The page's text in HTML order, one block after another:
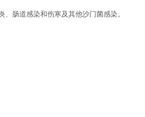
、肠道感染和伤寒及其他沙门菌感染。